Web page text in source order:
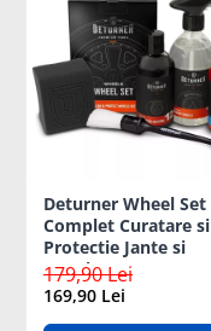
Deturner Wheel
Complet Curatare si
Protectie Jante si
Anvelope cu
ideal Cadou
179,90 Lei
169,90 Lei